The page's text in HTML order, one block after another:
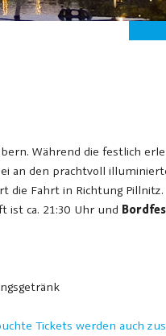
Während die festlich
an den prachtvoll
die Fahrt in Richtung Pillnitz.
ist ca. 21:30 Uhr und
Tickets werden auch